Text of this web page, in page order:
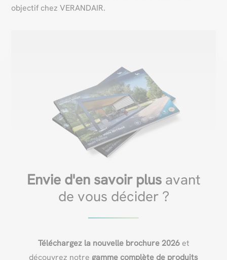
objectif chez VERANDAIR.​
Envie d'en savoir plusavant
de vous décider ?
Téléchargez la nouvelle brochure 2026et
découvrez notre gamme complète de produits